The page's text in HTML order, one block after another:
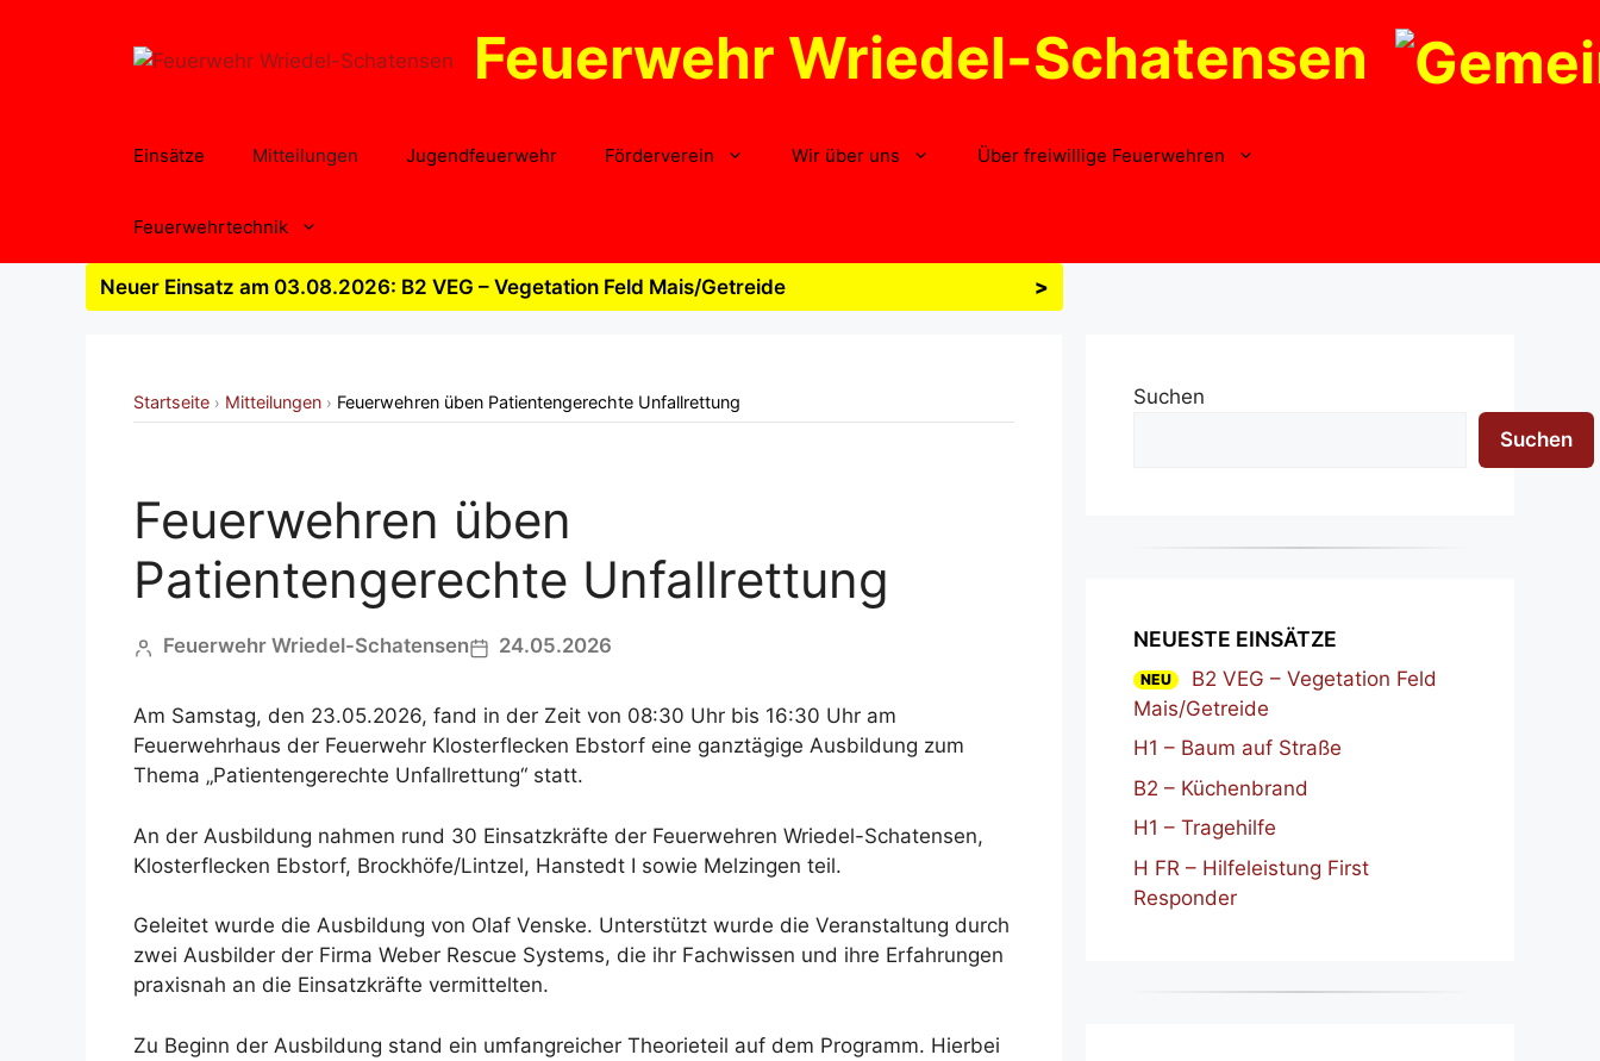
Feuerwehr Wriedel-Schatensen
Einsätze Mitteilungen Jugendfeuerwehr Förderverein Wir über uns Über freiwillige Feuerwehren
Feuerwehrtechnik
Neuer Einsatz am 03.08.2026: B2 VEG – Vegetation Feld Mais/Getreide >
Startseite › Mitteilungen › Feuerwehren üben Patientengerechte Unfallrettung
Feuerwehren üben
Patientengerechte Unfallrettung
Feuerwehr Wriedel-Schatensen 24.05.2026
Am Samstag, den 23.05.2026, fand in der Zeit von 08:30 Uhr bis 16:30 Uhr am
Feuerwehrhaus der Feuerwehr Klosterflecken Ebstorf eine ganztägige Ausbildung zum
Thema „Patientengerechte Unfallrettung“ statt.
An der Ausbildung nahmen rund 30 Einsatzkräfte der Feuerwehren Wriedel-Schatensen,
Klosterflecken Ebstorf, Brockhöfe/Lintzel, Hanstedt I sowie Melzingen teil.
Geleitet wurde die Ausbildung von Olaf Venske. Unterstützt wurde die Veranstaltung durch
zwei Ausbilder der Firma Weber Rescue Systems, die ihr Fachwissen und ihre Erfahrungen
praxisnah an die Einsatzkräfte vermittelten.
Zu Beginn der Ausbildung stand ein umfangreicher Theorieteil auf dem Programm. Hierbei
Suchen
Suchen
NEUESTE EINSÄTZE
NEU
B2 VEG – Vegetation Feld
Mais/Getreide
H1 – Baum auf Straße
B2 – Küchenbrand
H1 – Tragehilfe
H FR – Hilfeleistung First
Responder